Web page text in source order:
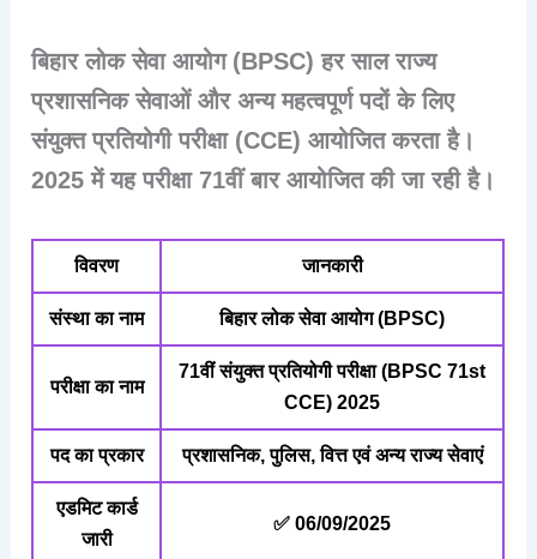
बिहार लोक सेवा आयोग (BPSC) हर साल राज्य
प्रशासनिक सेवाओं और अन्य महत्वपूर्ण पदों के लिए
संयुक्त प्रतियोगी परीक्षा (CCE) आयोजित करता है।
2025 में यह परीक्षा 71वीं बार आयोजित की जा रही है।
विवरण जानकारी
संस्था का नाम बिहार लोक सेवा आयोग (BPSC)
परीक्षा का नाम
71वीं संयुक्त प्रतियोगी परीक्षा (BPSC 71st
CCE) 2025
पद का प्रकार प्रशासनिक, पुलिस, वित्त एवं अन्य राज्य सेवाएं
एडमिट कार्ड
जारी
✅ 06/09/2025